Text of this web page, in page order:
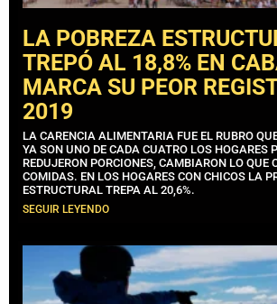
LA POBREZA
TREPÓ AL 18,8% EN
MARCA SU PEOR
2019
LA CARENCIA ALIMENTARIA FUE EL RUBRO
YA SON UNO DE CADA CUATRO LOS HOGARES
REDUJERON PORCIONES, CAMBIARON LO QUE
COMIDAS. EN LOS HOGARES CON CHICOS LA
ESTRUCTURAL TREPA AL 20,6%.
SEGUIR LEYENDO